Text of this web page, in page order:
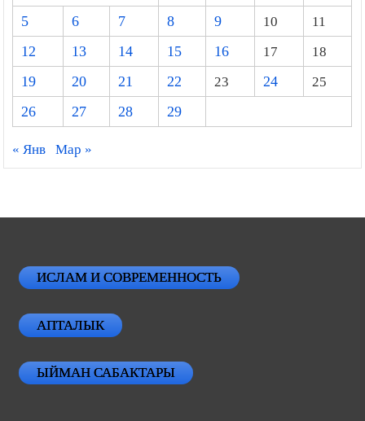
5
6 7 8 9 10
11
12
13 14 15 16 17
18
19
20 21 22 23 24
25
26
27 28 29
« Янв Мар »
ИСЛАМ И СОВРЕМЕННОСТЬ
АПТАЛЫК
ЫЙМАН САБАКТАРЫ